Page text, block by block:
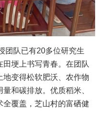
团队已有20多位研究生
田埂上书写青春。在团队
地变得松软肥沃、农作物
和碳排放。优质稻米、
覆盖，芝山村的富硒健